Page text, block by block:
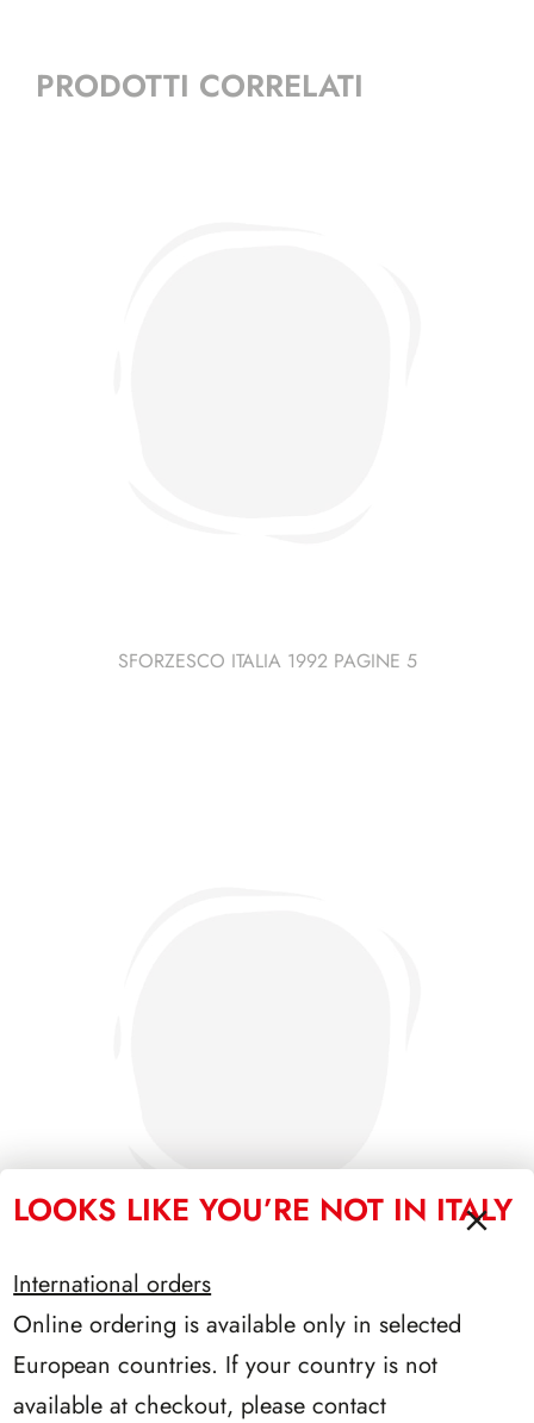
PRODOTTI CORRELATI
SFORZESCO ITALIA 1992 PAGINE 5
PRESIDENZA EINAUDI 1948/1955
LOOKS LIKE YOU’RE NOT IN ITALY
International orders
Online ordering is available only in selected
European countries. If your country is not
available at checkout, please contact